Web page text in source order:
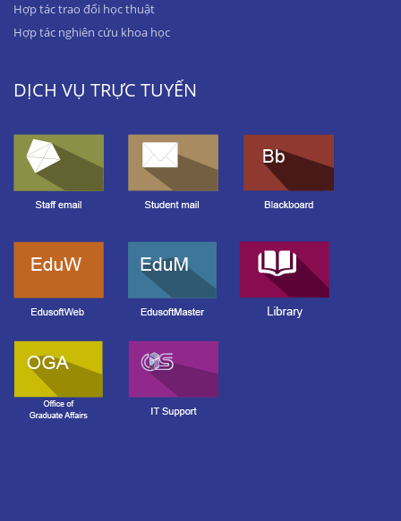
Hợp tác trao đổi học thuật
Hợp tác nghiên cứu khoa học
DỊCH VỤ TRỰC TUYẾN